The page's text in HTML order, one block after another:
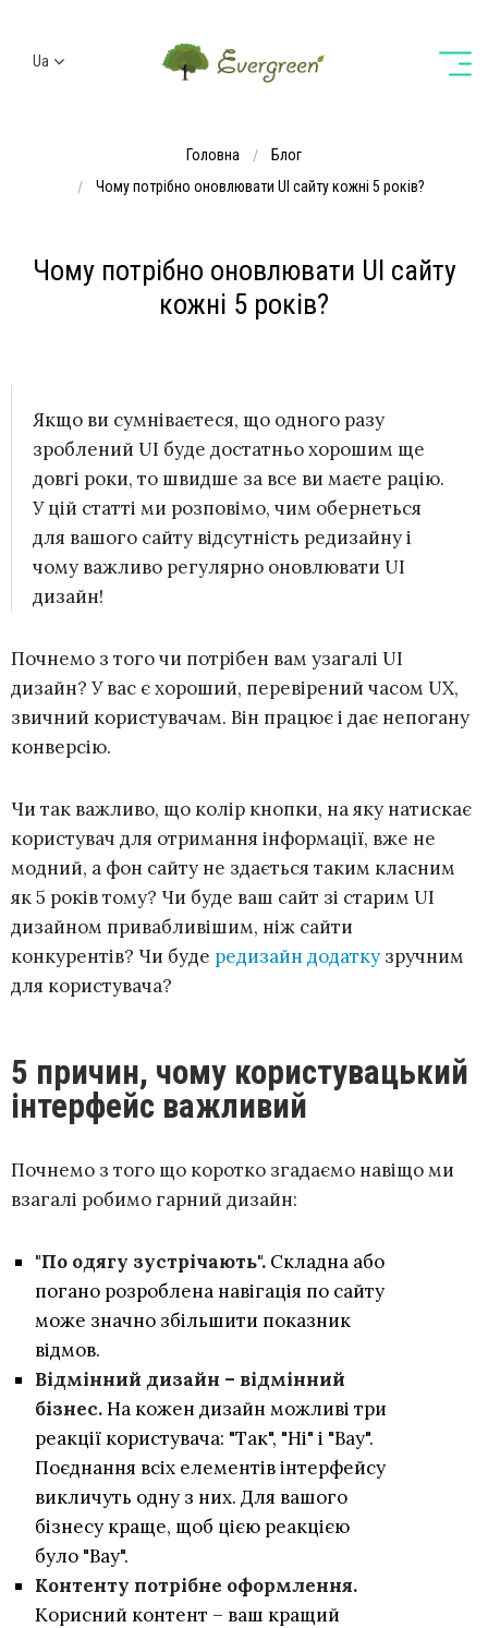
Ua
Головна
Блог
Чому потрібно оновлювати UI сайту кожні 5 років?
Чому потрібно оновлювати UI сайту
кожні 5 років?
Якщо ви сумніваєтеся, що одного разу
зроблений UI буде достатньо хорошим ще
довгі роки, то швидше за все ви маєте рацію.
У цій статті ми розповімо, чим обернеться
для вашого сайту відсутність редизайну і
чому важливо регулярно оновлювати UI
дизайн!
Почнемо з того чи потрібен вам узагалі UI
дизайн? У вас є хороший, перевірений часом UX,
звичний користувачам. Він працює і дає непогану
конверсію.
Чи так важливо, що колір кнопки, на яку натискає
користувач для отримання інформації, вже не
модний, а фон сайту не здається таким класним
як 5 років тому? Чи буде ваш сайт зі старим UI
дизайном привабливішим, ніж сайти
конкурентів? Чи буде редизайн додатку зручним
для користувача?
5 причин, чому користувацький
інтерфейс важливий
Почнемо з того що коротко згадаємо навіщо ми
взагалі робимо гарний дизайн:
"По одягу зустрічають". Складна або
погано розроблена навігація по сайту
може значно збільшити показник
відмов.
Відмінний дизайн – відмінний
бізнес.На кожен дизайн можливі три
реакції користувача: "Так", "Ні" і "Вау".
Поєднання всіх елементів інтерфейсу
викличуть одну з них. Для вашого
бізнесу краще, щоб цією реакцією
було "Вау".
Контенту потрібне оформлення.
Корисний контент – ваш кращий